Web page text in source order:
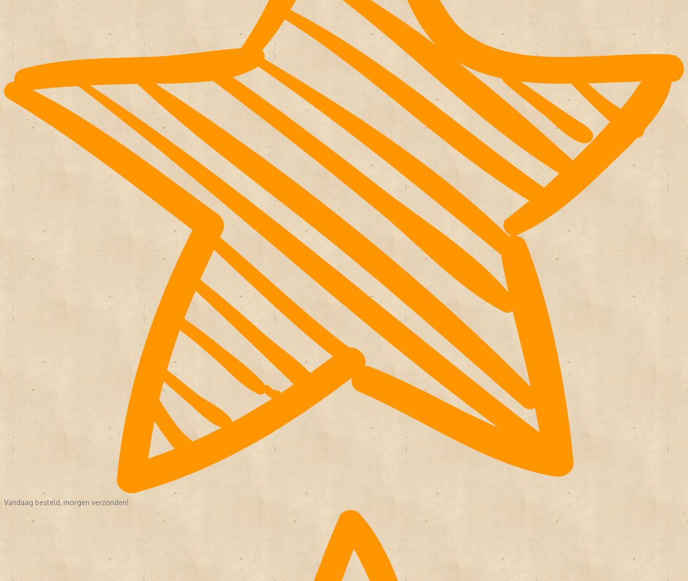
Vandaag besteld, morgen verzonden!